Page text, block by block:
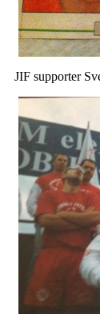
JIF supporter